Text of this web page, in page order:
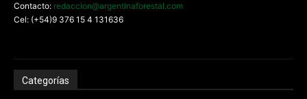
Contacto: redaccion@argentinaforestal.com
Cel: (+54)9 376 15 4 131636
Categorías